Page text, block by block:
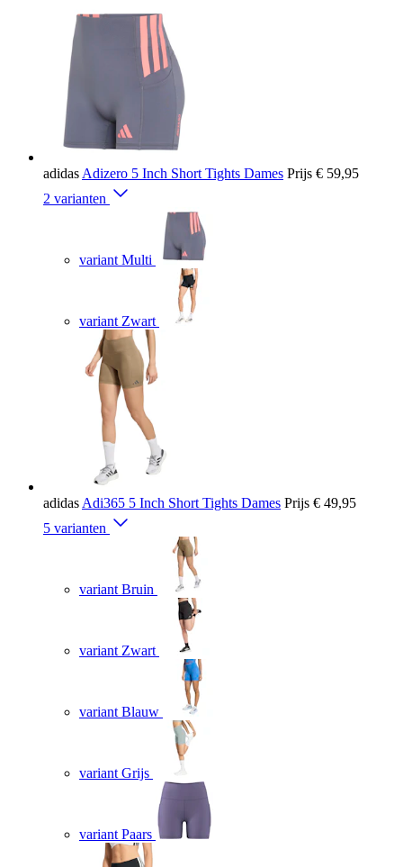
adidas Adizero 5 Inch Short Tights Dames Prijs € 59,95
2 varianten
variant Multi
variant Zwart
adidas Adi365 5 Inch Short Tights Dames Prijs € 49,95
5 varianten
variant Bruin
variant Zwart
variant Blauw
variant Grijs
variant Paars